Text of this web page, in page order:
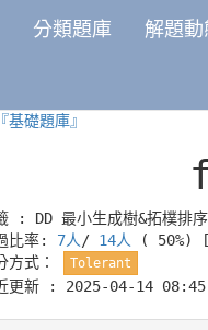
分類題庫 解題
基礎題庫』
: DD 最小生成樹&拓樸排序
比率: 7人 / 14人 ( 50%)
方式：
Tolerant
更新 : 2025-04-14 08:45